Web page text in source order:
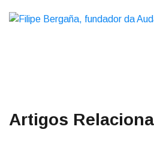
Artigos